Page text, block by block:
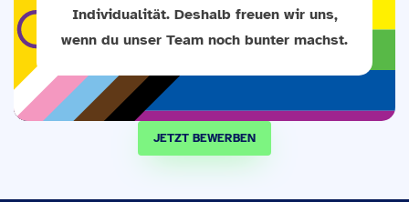
Individualität. Deshalb freuen wir uns,
wenn du unser Team noch bunter machst.
JETZT BEWERBEN